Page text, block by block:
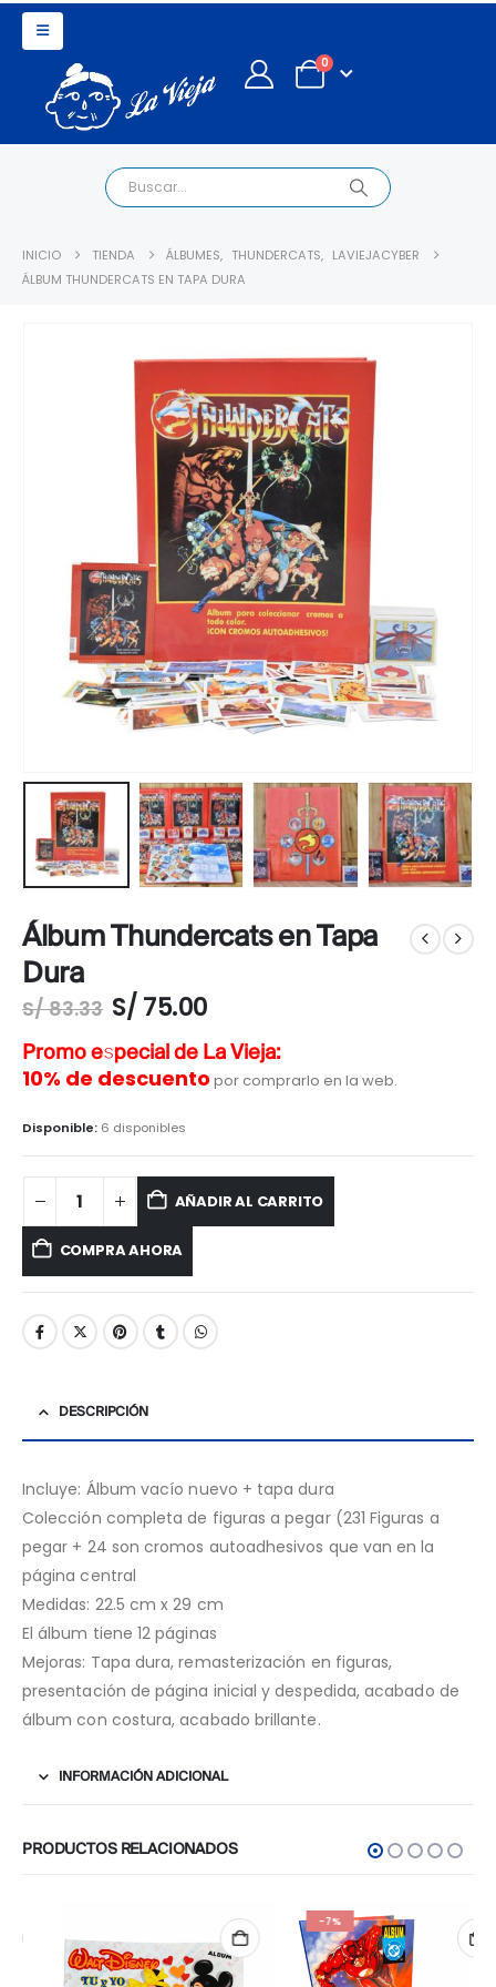
0
INICIO TIENDA ÁLBUMES, THUNDERCATS, LAVIEJACYBER
ÁLBUM THUNDERCATS EN TAPA DURA
Álbum Thundercats en Tapa
Dura
S/83.33 S/ 75.00
Promo especial de La Vieja:
10% de descuento por comprarlo en la web.
Disponible: 6 disponibles
AÑADIR AL CARRITO
COMPRA AHORA
DESCRIPCIÓN
Incluye: Álbum vacío nuevo + tapa dura
Colección completa de figuras a pegar (231 Figuras a
pegar + 24 son cromos autoadhesivos que van en la
página central
Medidas: 22.5 cm x 29 cm
El álbum tiene 12 páginas
Mejoras: Tapa dura, remasterización en figuras,
presentación de página inicial y despedida, acabado de
álbum con costura, acabado brillante.
INFORMACIÓN ADICIONAL
PRODUCTOS RELACIONADOS
-7%